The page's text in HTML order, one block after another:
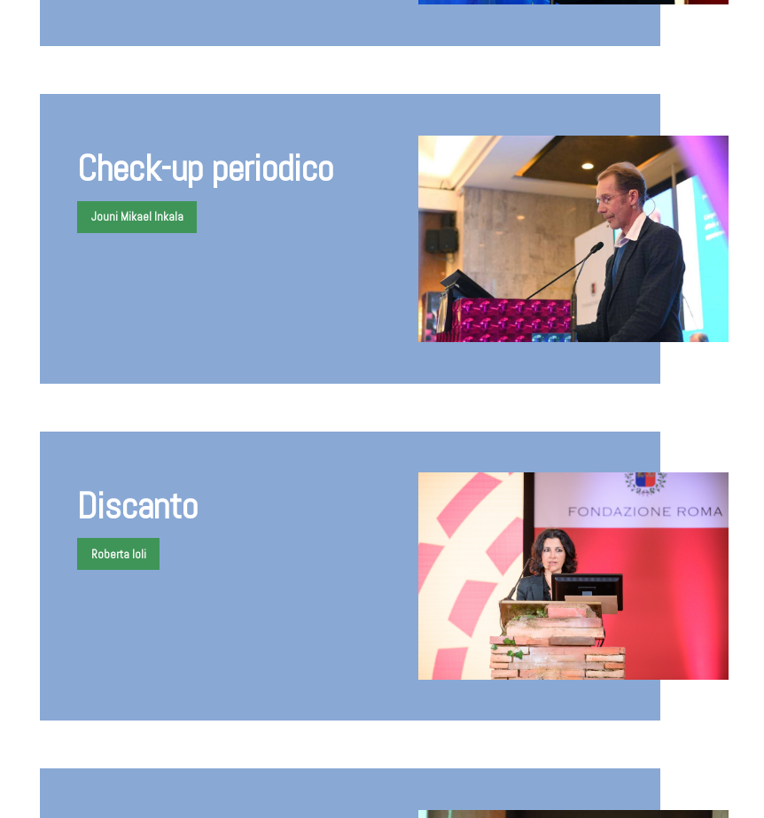
Check-up periodico
Jouni Mikael Inkala
Discanto
Roberta Ioli